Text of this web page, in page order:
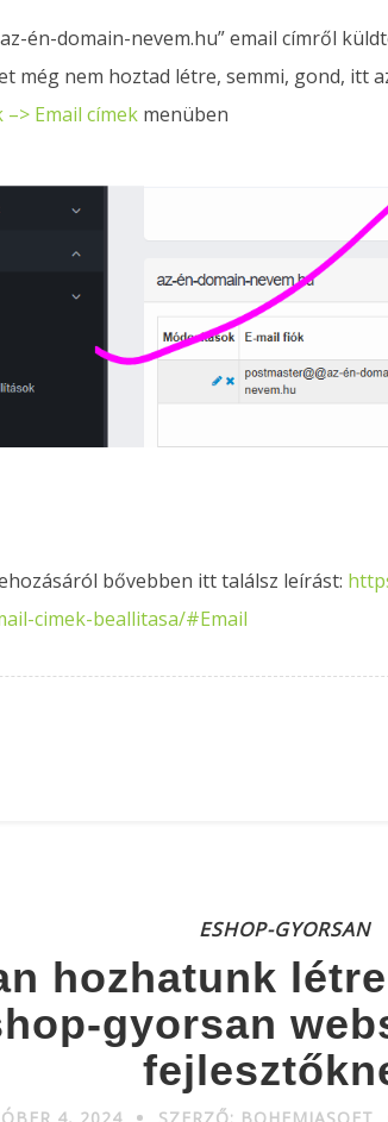
én-domain-nevem.hu” email címről
még nem hoztad létre, semmi, gond, itt
Email címek menüben
bővebben itt találsz leírást:
cimek-beallitasa/#Email
ESHOP-GYORSAN
hozhatunk
gyorsan